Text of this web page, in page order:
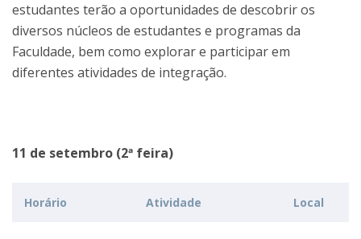
estudantes terão a oportunidades de descobrir os
diversos núcleos de estudantes e programas da
Faculdade, bem como explorar e participar em
diferentes atividades de integração.
11 de setembro (2ª feira)
Horário Atividade Local